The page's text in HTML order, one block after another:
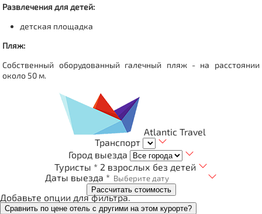
Развлечения для детей:
детская площадка
Пляж:
Собственный оборудованный галечный пляж - на расстоянии
около 50 м.
Atlantic Travel
Транспорт
Город выезда
Туристы * 2 взрослых без детей
Даты выезда *
Рассчитать стоимость
Добавьте опции для фильтра.
Сравнить по цене отель с другими на этом курорте?